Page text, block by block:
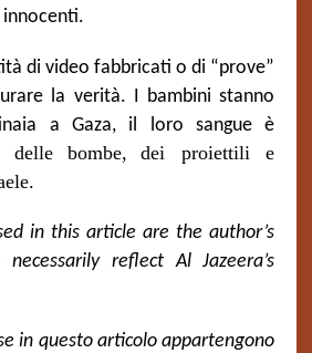
di video fabbricati o di “prove”
la verità. I bambini stanno
a Gaza, il loro sangue è
delle bombe, dei proiettili e
in this article are the author’s
reflect Al Jazeera’s
in questo articolo appartengono